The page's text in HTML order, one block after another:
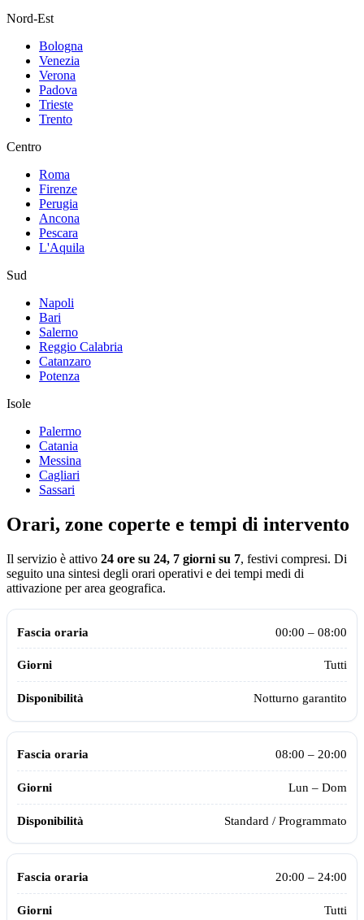
Nord-Est
Bologna
Venezia
Verona
Padova
Trieste
Trento
Centro
Roma
Firenze
Perugia
Ancona
Pescara
L'Aquila
Sud
Napoli
Bari
Salerno
Reggio Calabria
Catanzaro
Potenza
Isole
Palermo
Catania
Messina
Cagliari
Sassari
Orari, zone coperte e tempi di intervento
Il servizio è attivo 24 ore su 24, 7 giorni su 7, festivi compresi. Di
seguito una sintesi degli orari operativi e dei tempi medi di
attivazione per area geografica.
Orari operativi della centrale Assistiamo Te aggiornati al 2026
Fascia oraria
00:00 – 08:00
Tutti
Notturno garantito
08:00 – 20:00
Lun – Dom
Standard / Programmato
20:00 – 24:00
Tutti